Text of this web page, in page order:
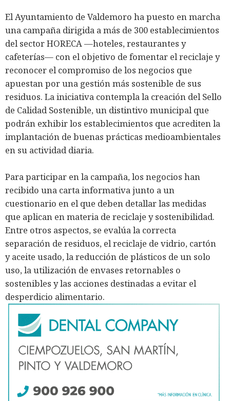
El Ayuntamiento de Valdemoro ha puesto en marcha
una campaña dirigida a más de 300 establecimientos
del sector HORECA —hoteles, restaurantes y
cafeterías— con el objetivo de fomentar el reciclaje y
reconocer el compromiso de los negocios que
apuestan por una gestión más sostenible de sus
residuos. La iniciativa contempla la creación del Sello
de Calidad Sostenible, un distintivo municipal que
podrán exhibir los establecimientos que acrediten la
implantación de buenas prácticas medioambientales
en su actividad diaria.
Para participar en la campaña, los negocios han
recibido una carta informativa junto a un
cuestionario en el que deben detallar las medidas
que aplican en materia de reciclaje y sostenibilidad.
Entre otros aspectos, se evalúa la correcta
separación de residuos, el reciclaje de vidrio, cartón
y aceite usado, la reducción de plásticos de un solo
uso, la utilización de envases retornables o
sostenibles y las acciones destinadas a evitar el
desperdicio alimentario.